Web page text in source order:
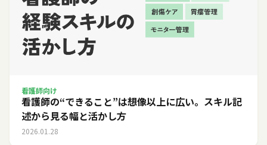
看護師向け
看護師の“できること”は想像以上に広い。スキル記
述から見る幅と活かし方
2026.01.28